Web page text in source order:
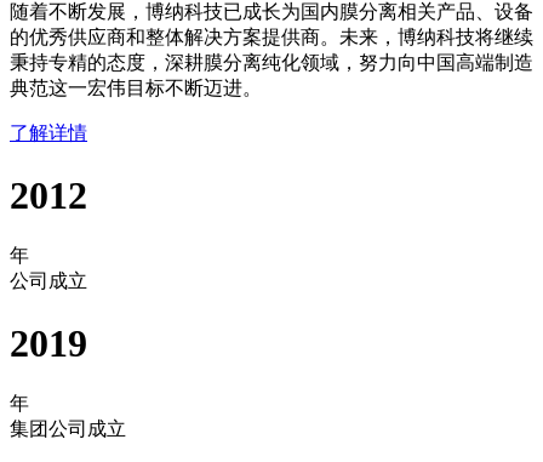
随着不断发展，博纳科技已成长为国内膜分离相关产品、设备
的优秀供应商和整体解决方案提供商。未来，博纳科技将继续
秉持专精的态度，深耕膜分离纯化领域，努力向中国高端制造
典范这一宏伟目标不断迈进。
了解详情
2012
年
公司成立
2019
年
集团公司成立